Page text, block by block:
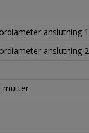
anslutning 1
anslutning 2
mutter